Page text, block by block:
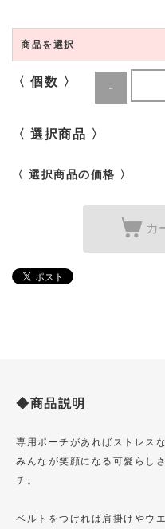
商品を選択
〈 個数 〉
〈 選択商品 〉
〈 選択商品の価格 〉
カ
◆商品説明
専用ポーチがあればストレス
みんなが笑顔になる可愛らし
チ。
ベルトをつければ肩掛けやウ